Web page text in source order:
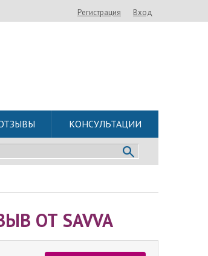
Регистрация Вход
КОНСУЛЬТАЦИИ
ОТ SAVVA